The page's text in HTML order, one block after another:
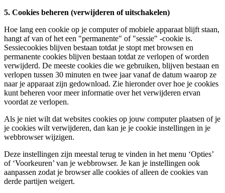
5. Cookies beheren (verwijderen of uitschakelen)
Hoe lang een cookie op je computer of mobiele apparaat blijft staan,
hangt af van of het een "permanente" of "sessie" -cookie is.
Sessiecookies blijven bestaan ​​totdat je stopt met browsen en
permanente cookies blijven bestaan ​​totdat ze verlopen of worden
verwijderd. De meeste cookies die we gebruiken, blijven bestaan ​​en
verlopen tussen 30 minuten en twee jaar vanaf de datum waarop ze
naar je apparaat zijn gedownload. Zie hieronder over hoe je cookies
kunt beheren voor meer informatie over het verwijderen ervan
voordat ze verlopen.
Als je niet wilt dat websites cookies op jouw computer plaatsen of je
je cookies wilt verwijderen, dan kan je je cookie instellingen in je
webbrowser wijzigen.
Deze instellingen zijn meestal terug te vinden in het menu ‘Opties’
of ‘Voorkeuren’ van je webbrowser. Je kan je instellingen ook
aanpassen zodat je browser alle cookies of alleen de cookies van
derde partijen weigert.